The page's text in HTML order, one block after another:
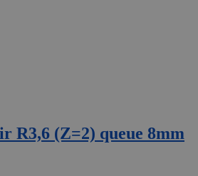
R3,6 (Z=2) queue 8mm